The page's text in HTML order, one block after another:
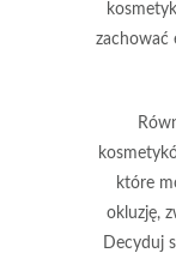
zachować
które
okluzję,
Decyduj